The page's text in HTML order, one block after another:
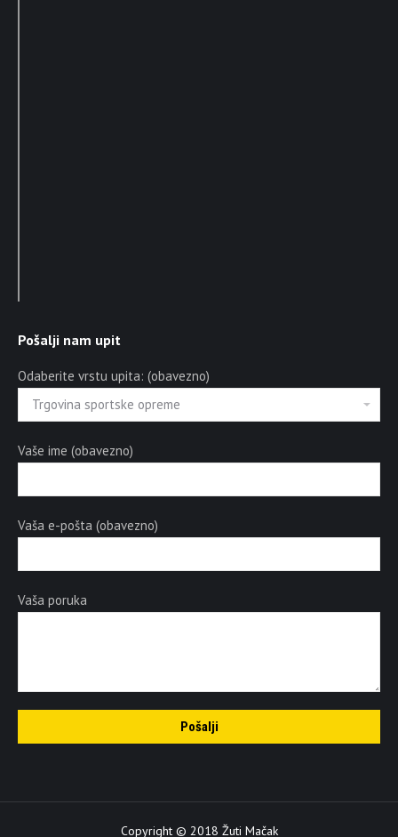
Pošalji nam upit
Odaberite vrstu upita: (obavezno)
Vaše ime (obavezno)
Vaša e-pošta (obavezno)
Vaša poruka
Copyright © 2018 Žuti Mačak